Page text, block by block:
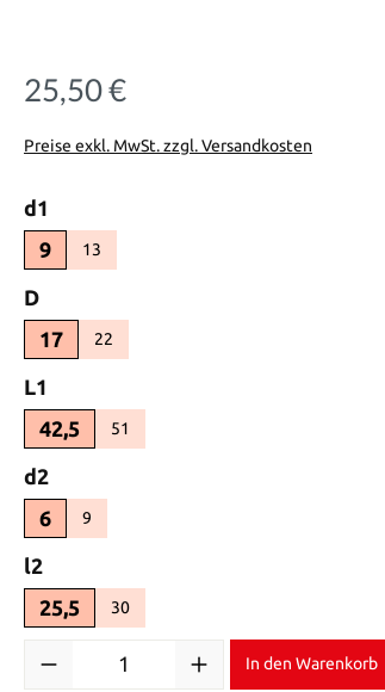
Regulärer Preis:
25,50 €
Preise exkl. MwSt. zzgl. Versandkosten
d1
9
13(Diese Option ist zurzeit nicht verfügbar.)
Dauswählen
17
22(Diese Option ist zurzeit nicht verfügbar.)
L1
42,5
51(Diese Option ist zurzeit nicht verfügbar.)
d2
6
9(Diese Option ist zurzeit nicht verfügbar.)
l2
25,5
30(Diese Option ist zurzeit nicht verfügbar.)
In den Warenkorb